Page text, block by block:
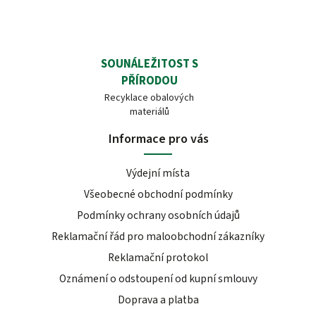
SOUNÁLEŽITOST S
PŘÍRODOU
Recyklace obalových
materiálů
Informace pro vás
Výdejní místa
Všeobecné obchodní podmínky
Podmínky ochrany osobních údajů
Reklamační řád pro maloobchodní zákazníky
Reklamační protokol
Oznámení o odstoupení od kupní smlouvy
Doprava a platba